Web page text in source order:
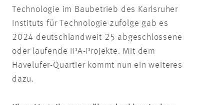
Technologie im Baubetrieb des Karlsruher
Instituts für Technologie zufolge gab es
2024 deutschlandweit 25 abgeschlossene
oder laufende IPA-Projekte. Mit dem
Havelufer-Quartier kommt nun ein weiteres
dazu.